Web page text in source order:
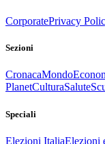
CorporatePrivacy
Sezioni
CronacaMondo
PlanetCulturaSalute
Speciali
Elezioni ItaliaElezioni